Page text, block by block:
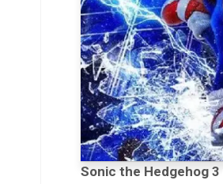
Sonic the Hedgehog